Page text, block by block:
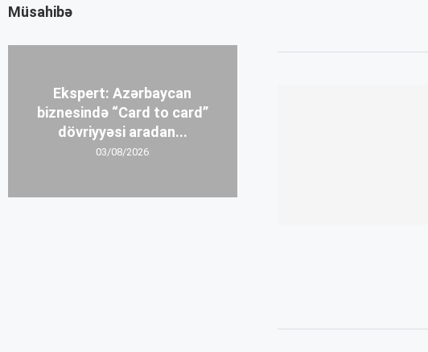
Müsahibə
Ekspert: Azərbaycan
biznesində “Card to card”
dövriyyəsi aradan...
03/08/2026